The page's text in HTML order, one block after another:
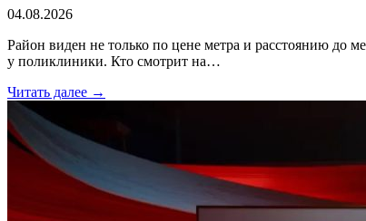
04.08.2026
Район виден не только по цене метра и расстоянию до
у поликлиники. Кто смотрит на…
Читать далее →